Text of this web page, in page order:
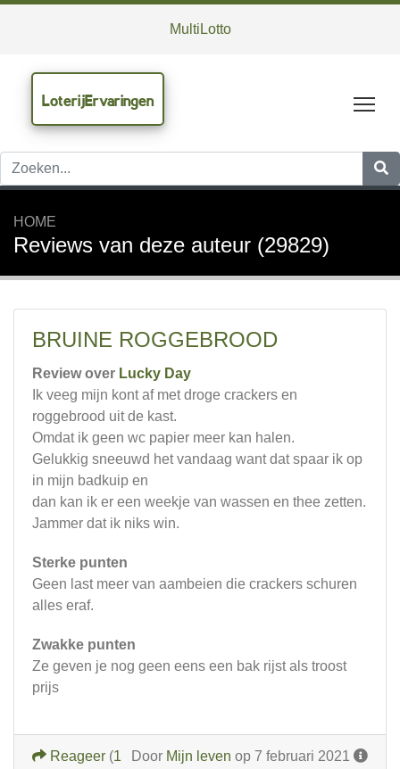
MultiLotto
LoterijErvaringen
HOME
Reviews van deze auteur (29829)
BRUINE ROGGEBROOD
Review over Lucky Day
Ik veeg mijn kont af met droge crackers en
roggebrood uit de kast.
Omdat ik geen wc papier meer kan halen.
Gelukkig sneeuwd het vandaag want dat spaar ik op
in mijn badkuip en
dan kan ik er een weekje van wassen en thee zetten.
Jammer dat ik niks win.
Sterke punten
Geen last meer van aambeien die crackers schuren
alles eraf.
Zwakke punten
Ze geven je nog geen eens een bak rijst als troost
prijs
Door Mijn leven op 7 februari 2021
Reageer (1